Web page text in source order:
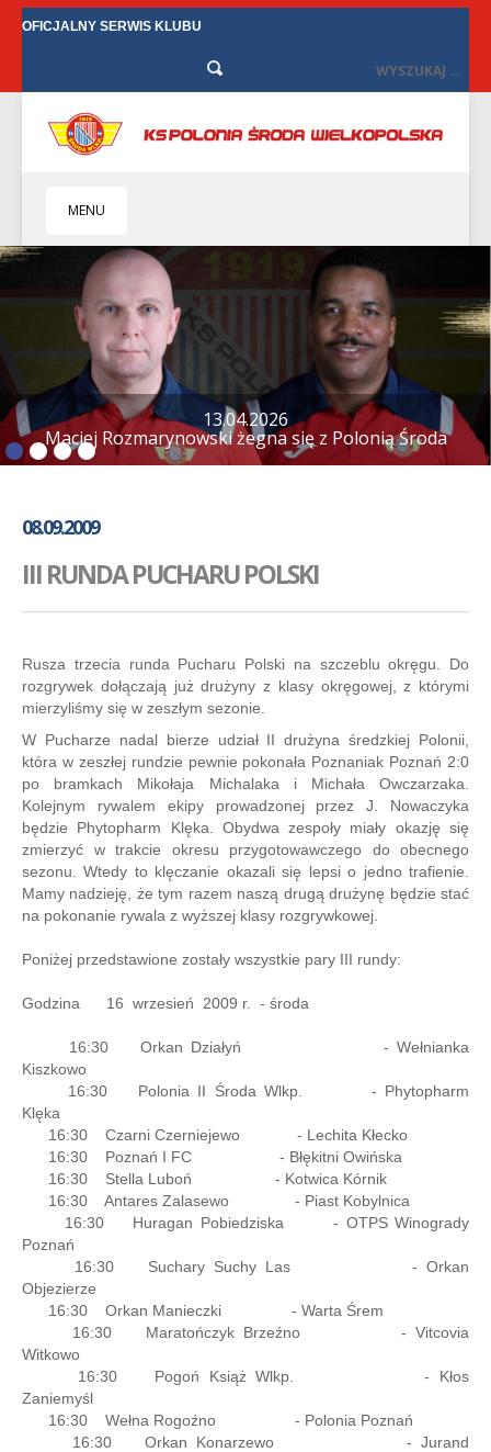
OFICJALNY SERWIS KLUBU
MENU
HOME
KLUB
BIZNES
SENIORZY
SENIORKI
BILETY
KONTAKT
SKLEP
12.04.2026
Tylko remis w Starych Oborzyskach
08.09.2009
III RUNDA PUCHARU POLSKI
Rusza trzecia runda Pucharu Polski na szczeblu okręgu. Do
rozgrywek dołączają już drużyny z klasy okręgowej, z którymi
mierzyliśmy się w zeszłym sezonie.
W Pucharze nadal bierze udział II drużyna średzkiej Polonii,
która w zeszłej rundzie pewnie pokonała Poznaniak Poznań 2:0
po bramkach Mikołaja Michalaka i Michała Owczarzaka.
Kolejnym rywalem ekipy prowadzonej przez J. Nowaczyka
będzie Phytopharm Klęka. Obydwa zespoły miały okazję się
zmierzyć w trakcie okresu przygotowawczego do obecnego
sezonu. Wtedy to klęczanie okazali się lepsi o jedno trafienie.
Mamy nadzieję, że tym razem naszą drugą drużynę będzie stać
na pokonanie rywala z wyższej klasy rozgrywkowej.
Poniżej przedstawione zostały wszystkie pary III rundy:
Godzina 16 wrzesień 2009 r. - środa
16:30 Orkan Działyń - Wełnianka
Kiszkowo
16:30 Polonia II Środa Wlkp. - Phytopharm
Klęka
16:30 Czarni Czerniejewo - Lechita Kłecko
16:30 Poznań I FC - Błękitni Owińska
16:30 Stella Luboń - Kotwica Kórnik
16:30 Antares Zalasewo - Piast Kobylnica
16:30 Huragan Pobiedziska - OTPS Winogrady
Poznań
16:30 Suchary Suchy Las - Orkan
Objezierze
16:30 Orkan Manieczki - Warta Śrem
16:30 Maratończyk Brzeźno - Vitcovia
Witkowo
16:30 Pogoń Książ Wlkp. - Kłos
Zaniemyśl
16:30 Wełna Rogoźno - Polonia Poznań
16:30 Orkan Konarzewo - Jurand